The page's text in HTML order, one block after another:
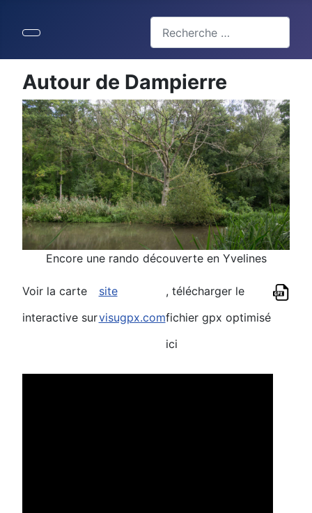
Type 2 or more characters for
Autour de Dampierre
Encore une rando découverte en Yvelines
Voir la carte
interactive sur
site
visugpx.com
, télécharger le
fichier gpx optimisé
ici